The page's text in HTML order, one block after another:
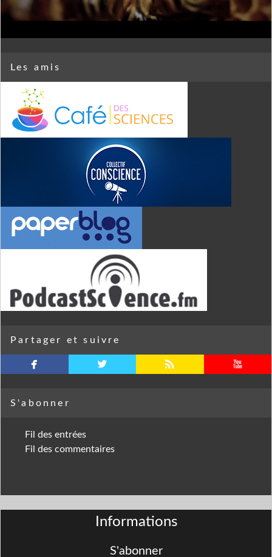
Les amis
Partager et suivre
facebook twitterbird rss youtube
S'abonner
Fil des entrées
Fil des commentaires
Informations
S'abonner